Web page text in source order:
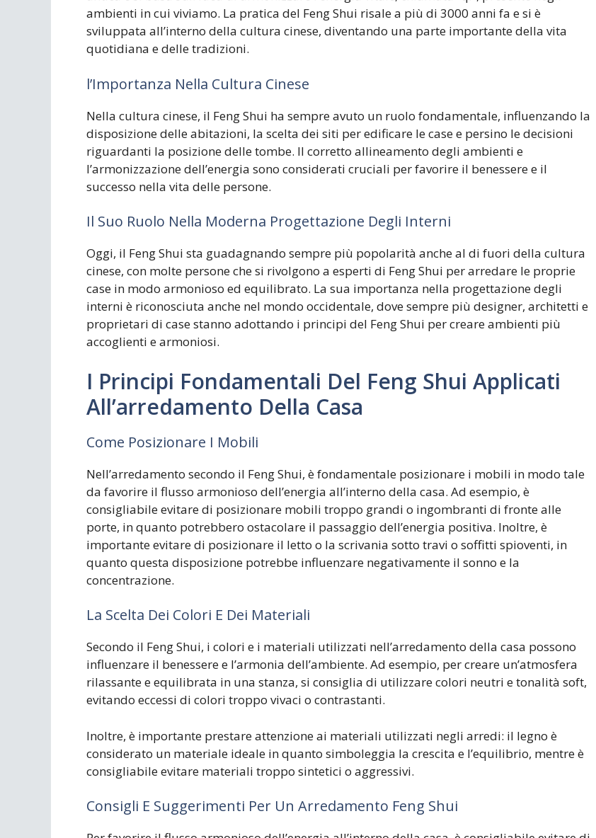
ambienti in cui viviamo. La pratica del Feng Shui risale a più di 3000 anni fa e si è
sviluppata all’interno della cultura cinese, diventando una parte importante della vita
quotidiana e delle tradizioni.
l’Importanza Nella Cultura Cinese
Nella cultura cinese, il Feng Shui ha sempre avuto un ruolo fondamentale, influenzando la
disposizione delle abitazioni, la scelta dei siti per edificare le case e persino le decisioni
riguardanti la posizione delle tombe. Il corretto allineamento degli ambienti e
l’armonizzazione dell’energia sono considerati cruciali per favorire il benessere e il
successo nella vita delle persone.
Il Suo Ruolo Nella Moderna Progettazione Degli Interni
Oggi, il Feng Shui sta guadagnando sempre più popolarità anche al di fuori della cultura
cinese, con molte persone che si rivolgono a esperti di Feng Shui per arredare le proprie
case in modo armonioso ed equilibrato. La sua importanza nella progettazione degli
interni è riconosciuta anche nel mondo occidentale, dove sempre più designer, architetti e
proprietari di case stanno adottando i principi del Feng Shui per creare ambienti più
accoglienti e armoniosi.
I Principi Fondamentali Del Feng Shui Applicati
All’arredamento Della Casa
Come Posizionare I Mobili
Nell’arredamento secondo il Feng Shui, è fondamentale posizionare i mobili in modo tale
da favorire il flusso armonioso dell’energia all’interno della casa. Ad esempio, è
consigliabile evitare di posizionare mobili troppo grandi o ingombranti di fronte alle
porte, in quanto potrebbero ostacolare il passaggio dell’energia positiva. Inoltre, è
importante evitare di posizionare il letto o la scrivania sotto travi o soffitti spioventi, in
quanto questa disposizione potrebbe influenzare negativamente il sonno e la
concentrazione.
La Scelta Dei Colori E Dei Materiali
Secondo il Feng Shui, i colori e i materiali utilizzati nell’arredamento della casa possono
influenzare il benessere e l’armonia dell’ambiente. Ad esempio, per creare un’atmosfera
rilassante e equilibrata in una stanza, si consiglia di utilizzare colori neutri e tonalità soft,
evitando eccessi di colori troppo vivaci o contrastanti.
Inoltre, è importante prestare attenzione ai materiali utilizzati negli arredi: il legno è
considerato un materiale ideale in quanto simboleggia la crescita e l’equilibrio, mentre è
consigliabile evitare materiali troppo sintetici o aggressivi.
Consigli E Suggerimenti Per Un Arredamento Feng Shui